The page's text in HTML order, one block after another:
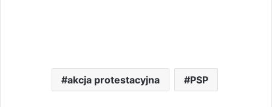
akcja protestacyjna PSP